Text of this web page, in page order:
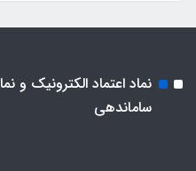
نماد اعتماد الکترونیک و
ساماندهی